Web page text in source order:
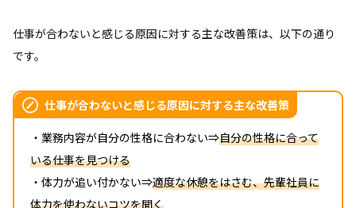
仕事が合わないと感じる原因に対する主な改善策は、以下の通り
です。
仕事が合わないと感じる原因に対する主な改善策
・業務内容が自分の性格に合わない⇒自分の性格に合って
いる仕事を見つける
・体力が追い付かない⇒適度な休憩をはさむ、先輩社員に
体力を使わないコツを聞く